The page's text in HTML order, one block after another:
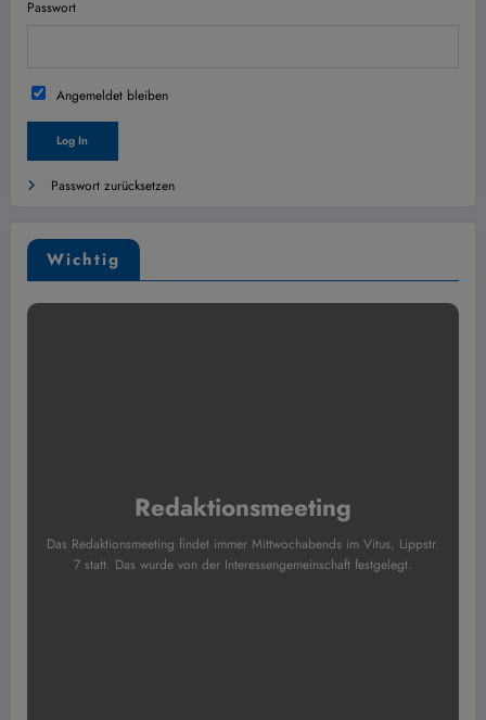
Passwort
Angemeldet bleiben
Passwort zurücksetzen
Wichtig
Redaktionsmeeting
Das Redaktionsmeeting findet immer Mittwochabends im Vitus, Lippstr.
7 statt. Das wurde von der Interessengemeinschaft festgelegt.